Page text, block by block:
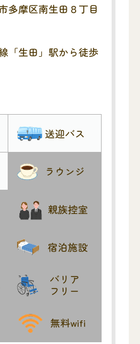
多摩区南生田８丁目
「生田」駅から徒歩
送迎バス
ラウンジ
親族控室
宿泊施設
バリア
フリー
無料wifi